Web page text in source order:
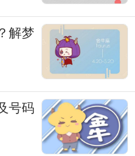
解梦
号码